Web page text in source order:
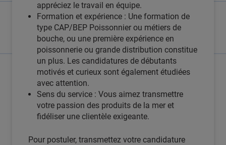
appréciez le travail en équipe.
Formation et expérience : Une formation de
type CAP/BEP Poissonnier ou métiers de
bouche, ou une première expérience en
poissonnerie ou grande distribution constitue
un plus. Les candidatures de débutants
motivés et curieux sont également étudiées
avec attention.
Sens du service : Vous aimez transmettre
votre passion des produits de la mer et
fidéliser une clientèle exigeante.
Pour postuler, transmettez votre candidature